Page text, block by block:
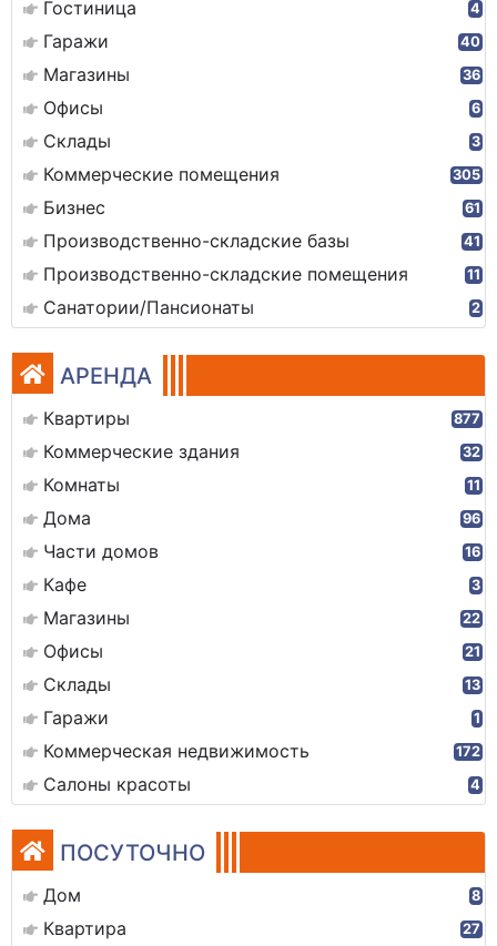
Гостиница 4
Гаражи 40
Магазины 36
Офисы 6
Склады 3
Коммерческие помещения 305
Бизнес 61
Производственно-складские базы 41
Производственно-складские помещения 11
Санатории/Пансионаты 2
АРЕНДА
Квартиры 877
Коммерческие здания 32
Комнаты 11
Дома 96
Части домов 16
Кафе 3
Магазины 22
Офисы 21
Склады 13
Гаражи 1
Коммерческая недвижимость 172
Салоны красоты 4
ПОСУТОЧНО
Дом 8
Квартира 27